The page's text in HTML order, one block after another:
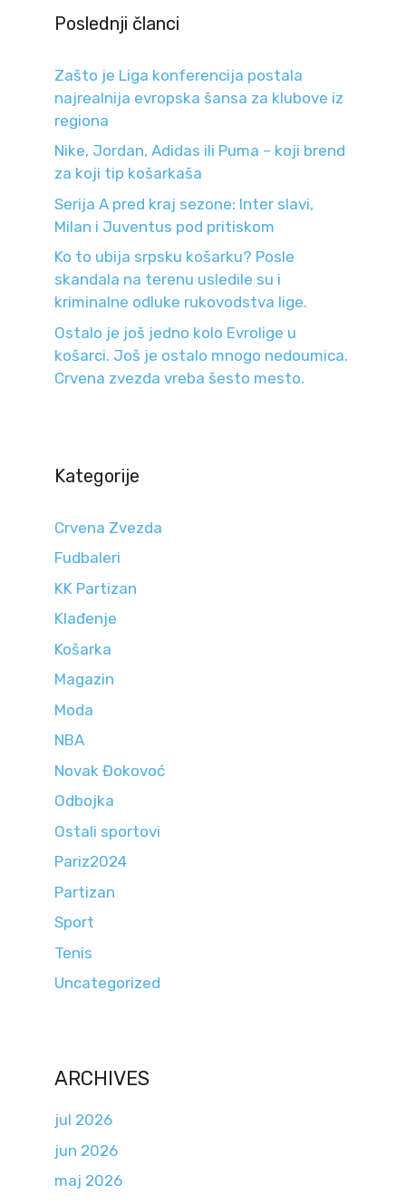
Poslednji članci
Zašto je Liga konferencija postala
najrealnija evropska šansa za klubove iz
regiona
Nike, Jordan, Adidas ili Puma – koji brend
za koji tip košarkaša
Serija A pred kraj sezone: Inter slavi,
Milan i Juventus pod pritiskom
Ko to ubija srpsku košarku? Posle
skandala na terenu usledile su i
kriminalne odluke rukovodstva lige.
Ostalo je još jedno kolo Evrolige u
košarci. Još je ostalo mnogo nedoumica.
Crvena zvezda vreba šesto mesto.
Kategorije
Crvena Zvezda
Fudbaleri
KK Partizan
Klađenje
Košarka
Magazin
Moda
NBA
Novak Đokovoć
Odbojka
Ostali sportovi
Pariz2024
Partizan
Sport
Tenis
Uncategorized
ARCHIVES
jul 2026
jun 2026
maj 2026